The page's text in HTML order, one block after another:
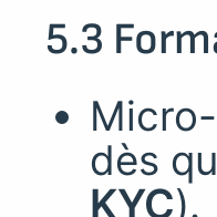
5.3
dès
KYC).